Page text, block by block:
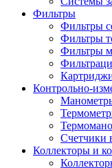
Фильтры
Фильтры
Фильтры
Фильтры
Контрольно-
Счетчики
Коллекторы и